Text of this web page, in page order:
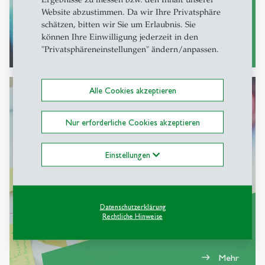
Website abzustimmen. Da wir Ihre Privatsphäre
schätzen, bitten wir Sie um Erlaubnis. Sie
können Ihre Einwilligung jederzeit in den
"Privatsphäreneinstellungen" ändern/anpassen.
Alle Cookies akzeptieren
Nur erforderliche Cookies akzeptieren
Einstellungen
Datenschutzerklärung
Rechtliche Hinweise
Sketching at Work
In-House / Seminar auf Anfrage
east Mehr